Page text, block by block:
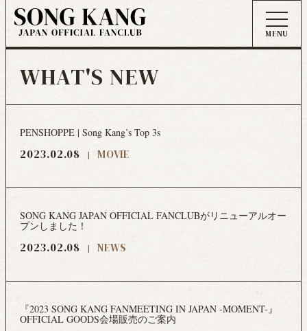
WHAT'S NEW
PENSHOPPE | Song Kang’s Top 3s
2023.02.08 MOVIE
SONG KANG JAPAN OFFICIAL FANCLUBがリニューアルオー
プンしました！
2023.02.08 NEWS
『2023 SONG KANG FANMEETING IN JAPAN -MOMENT-』
OFFICIAL GOODS会場販売のご案内